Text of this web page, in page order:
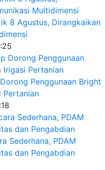
8 Agustus, Dirangkaikan
Penggunaan Bright
Pertanian
Sederhana, PDAM
dan Pengabdian